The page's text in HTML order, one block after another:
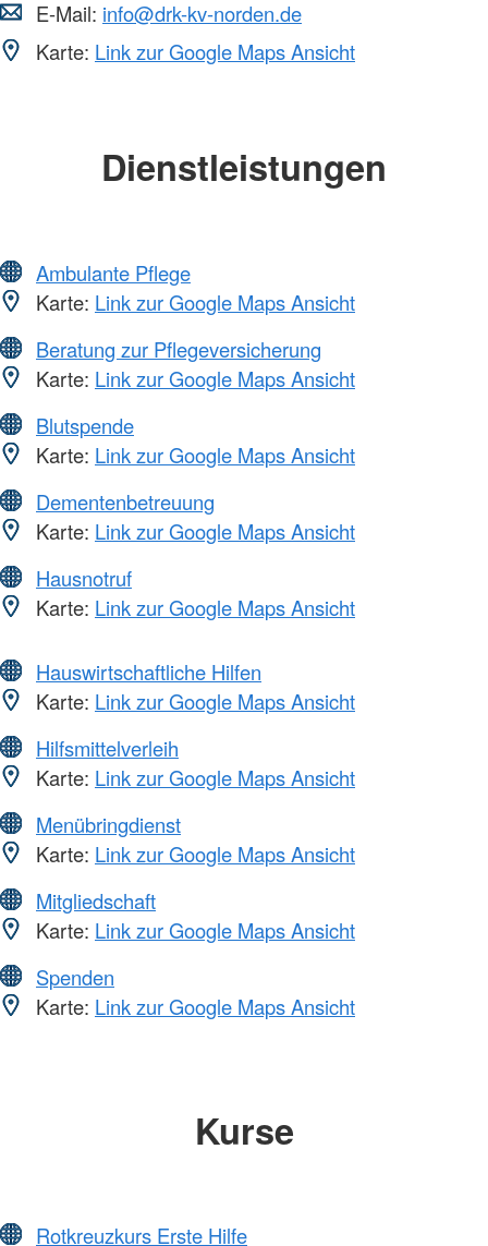
E-Mail: info@drk-kv-norden.de
Karte: Link zur Google Maps Ansicht
Dienstleistungen
Ambulante Pflege
Karte: Link zur Google Maps Ansicht
Beratung zur Pflegeversicherung
Karte: Link zur Google Maps Ansicht
Blutspende
Karte: Link zur Google Maps Ansicht
Dementenbetreuung
Karte: Link zur Google Maps Ansicht
Hausnotruf
Karte: Link zur Google Maps Ansicht
Hauswirtschaftliche Hilfen
Karte: Link zur Google Maps Ansicht
Hilfsmittelverleih
Karte: Link zur Google Maps Ansicht
Menübringdienst
Karte: Link zur Google Maps Ansicht
Mitgliedschaft
Karte: Link zur Google Maps Ansicht
Spenden
Karte: Link zur Google Maps Ansicht
Kurse
Rotkreuzkurs Erste Hilfe